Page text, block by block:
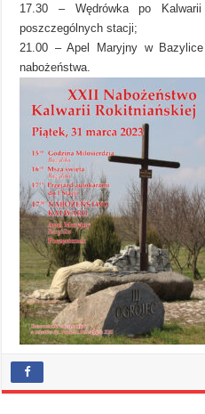
17.30 – Wędrówka po
poszczególnych stacji;
21.00 – Apel Maryjny w
nabożeństwa.